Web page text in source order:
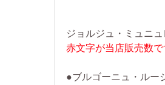
ジョルジュ・ミュニ
赤文字が当店販売数で
●ブルゴーニュ・ルー